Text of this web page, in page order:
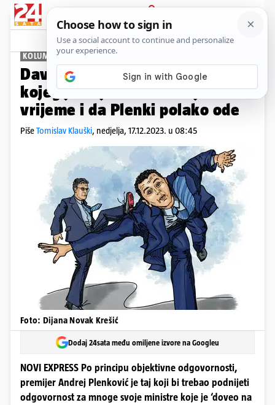
PRIJAVA
Kolumne Komentari
KOLUMNA TOMISLAVA KLAUŠKOG
Davor Filipović je 30. ministar
kojeg je najurio. Možda je došlo
vrijeme i da Plenki polako ode
PišeTomislav Klauški, nedjelja, 17.12.2023. u 08:45
Foto: Dijana Novak Krešić
Dodaj 24sata među omiljene izvore na Googleu
NOVI EXPRESS Po principu objektivne odgovornosti,
premijer Andrej Plenković je taj koji bi trebao podnijeti
odgovornost za mnoge svoje ministre koje je ‘doveo na